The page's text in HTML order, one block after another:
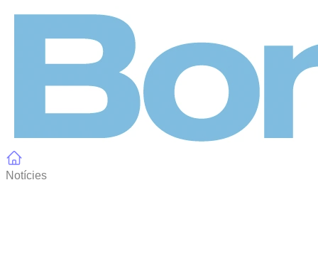
Notícies